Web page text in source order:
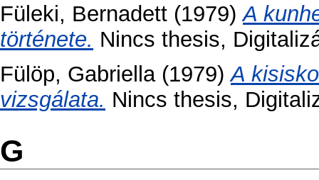
Füleki, Bernadett (1979)A
története. Nincs thesis,
Fülöp, Gabriella(1979)A
vizsgálata. Nincs thesis,
G